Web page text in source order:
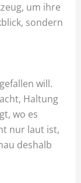
um ihre
sondern
will.
Haltung
wo es
nur laut ist,
deshalb